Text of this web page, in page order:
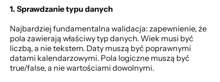
1. Sprawdzanie typu danych
Najbardziej fundamentalna walidacja: zapewnienie, że
pola zawierają właściwy typ danych. Wiek musi być
liczbą, a nie tekstem. Daty muszą być poprawnymi
datami kalendarzowymi. Pola logiczne muszą być
true/false, a nie wartościami dowolnymi.